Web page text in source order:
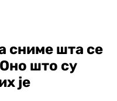
сниме шта се
што су
је